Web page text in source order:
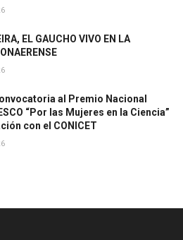
EL GAUCHO VIVO EN LA
al Premio Nacional
“Por las Mujeres en la Ciencia”
con el CONICET